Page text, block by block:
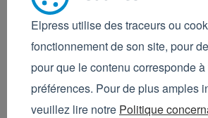
Elpress utilise des traceurs ou
fonctionnement de son site, pour
pour que le contenu corresponde
préférences. Pour de plus amples
veuillez lire notre Politique
Lorsque vous envisagez d’acheter
nettoyage industriel, vous pouvez
système basse pression ou haute
affaire dans votre processus à une
En savoir plus